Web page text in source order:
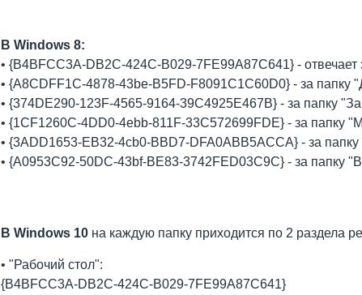
В Windows 8:
• {B4BFCC3A-DB2C-424C-B029-7FE99A87C641} - отвечает
• {A8CDFF1C-4878-43be-B5FD-F8091C1C60D0} - за папку
• {374DE290-123F-4565-9164-39C4925E467B} - за папку
• {1CF1260C-4DD0-4ebb-811F-33C572699FDE} - за папку
• {3ADD1653-EB32-4cb0-BBD7-DFA0ABB5ACCA} - за
• {A0953C92-50DC-43bf-BE83-3742FED03C9C} - за папку
В Windows 10на каждую папку приходится по 2 раздела
• "Рабочий стол":
{B4BFCC3A-DB2C-424C-B029-7FE99A87C641}